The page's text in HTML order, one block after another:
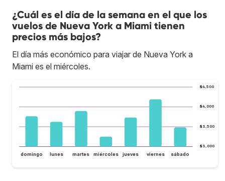
¿Cuál es el día de la semana en el que los
vuelos de Nueva York a Miami tienen
precios más bajos?
El día más económico para viajar de Nueva York a
Miami es el miércoles.
$3,000
$3,500
$4,000
$4,500
domingo lunes martes miércoles jueves viernes sábado